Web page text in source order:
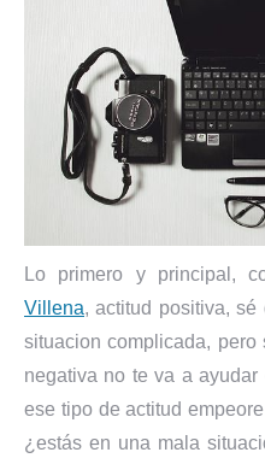
Lo primero y principal,
Villena, actitud positiva,
situacion complicada, pero
negativa no te va a
ese tipo de actitud
¿estás en una mala